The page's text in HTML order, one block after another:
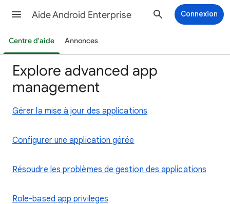
Aide Android Enterprise Connexion
Centre d'aide Annonces
Explore advanced app
management
Gérer la mise à jour des applications
Configurer une application gérée
Résoudre les problèmes de gestion des applications
Role-based app privileges